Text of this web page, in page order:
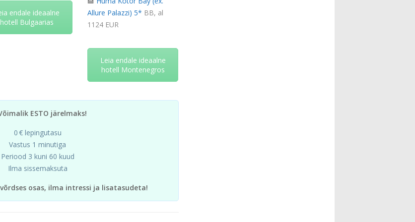
endale ideaalne
hotell Bulgaarias
Allure Palazzi) 5* BB, al
1124 EUR
Leia endale ideaalne
hotell Montenegros
ESTO järelmaks!
0 € lepingutasu
Vastus 1 minutiga
Periood 3 kuni 60 kuud
Ilma sissemaksuta
võrdses osas, ilma intressi ja lisatasudeta!